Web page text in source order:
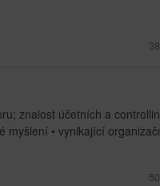
znalost účetních a
• vynikající